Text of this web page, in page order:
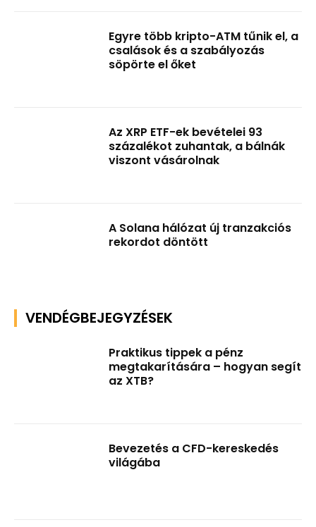
Egyre több kripto-ATM tűnik el, a
csalások és a szabályozás
söpörte el őket
Az XRP ETF-ek bevételei 93
százalékot zuhantak, a bálnák
viszont vásárolnak
A Solana hálózat új tranzakciós
rekordot döntött
VENDÉGBEJEGYZÉSEK
Praktikus tippek a pénz
megtakarítására – hogyan segít
az XTB?
Bevezetés a CFD-kereskedés
világába